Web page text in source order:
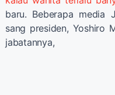
baru. Beberapa media
sang presiden, Yoshiro
jabatannya,